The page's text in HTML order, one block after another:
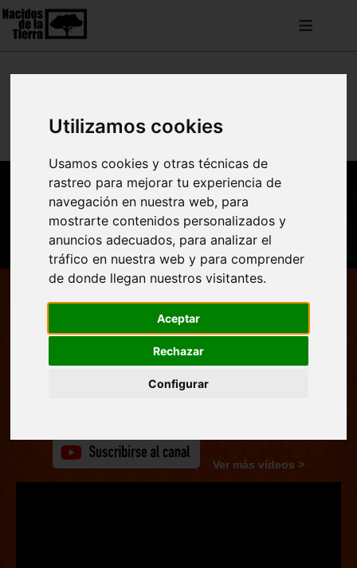
Utilizamos cookies
Usamos cookies y otras técnicas de
rastreo para mejorar tu experiencia de
navegación en nuestra web, para
mostrarte contenidos personalizados y
anuncios adecuados, para analizar el
tráfico en nuestra web y para comprender
de donde llegan nuestros visitantes.
Aceptar
Rechazar
Configurar
≡
Nacidos de la Tierra -
Respira
¡Descubre "Respira", nuestra nueva canción! Conéctate
Escúchala ahora y déjate llevar por su poderosa energía.
Ver más vídeos >